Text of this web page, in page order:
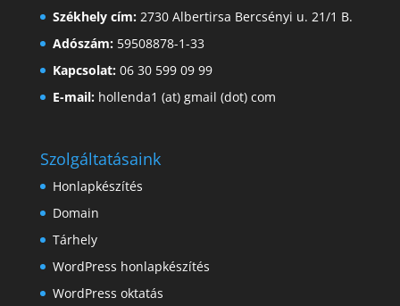
Székhely cím:2730 Albertirsa Bercsényi u. 21/1 B.
Adószám:59508878-1-33
Kapcsolat:06 30 599 09 99
E-mail:hollenda1 (at) gmail (dot) com
Szolgáltatásaink
Honlapkészítés
Domain
Tárhely
WordPress honlapkészítés
WordPress oktatás